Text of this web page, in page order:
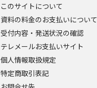
このサイトについて
資料の料金のお支払いについて
受付内容・発送状況の確認
テレメールお支払いサイト
個人情報取扱規定
特定商取引表記